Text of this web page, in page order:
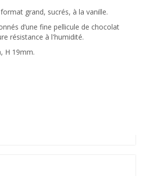
grand, sucrés, à la vanille.
d’une fine pellicule de chocolat
résistance à l'humidité.
H 19mm.